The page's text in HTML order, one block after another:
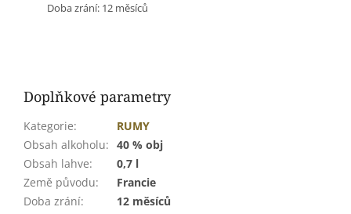
Doba zrání: 12 měsíců
Doplňkové parametry
Kategorie:
RUMY
Obsah alkoholu: 40 % obj
Obsah lahve:
0,7 l
Země původu:
Francie
Doba zrání: 12 měsíců